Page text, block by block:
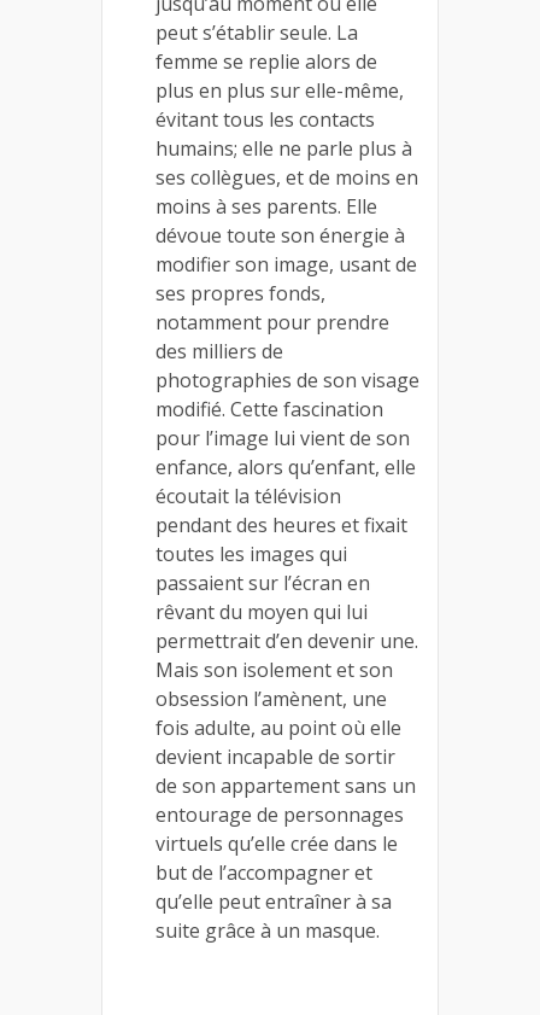
peut s’établir seule. La
femme se replie alors de
plus en plus sur elle-même,
évitant tous les contacts
humains; elle ne parle plus à
ses collègues, et de moins en
moins à ses parents. Elle
dévoue toute son énergie à
modifier son image, usant de
ses propres fonds,
notamment pour prendre
des milliers de
photographies de son visage
modifié. Cette fascination
pour l’image lui vient de son
enfance, alors qu’enfant, elle
écoutait la télévision
pendant des heures et fixait
toutes les images qui
passaient sur l’écran en
rêvant du moyen qui lui
permettrait d’en devenir une.
Mais son isolement et son
obsession l’amènent, une
fois adulte, au point où elle
devient incapable de sortir
de son appartement sans un
entourage de personnages
virtuels qu’elle crée dans le
but de l’accompagner et
qu’elle peut entraîner à sa
suite grâce à un masque.